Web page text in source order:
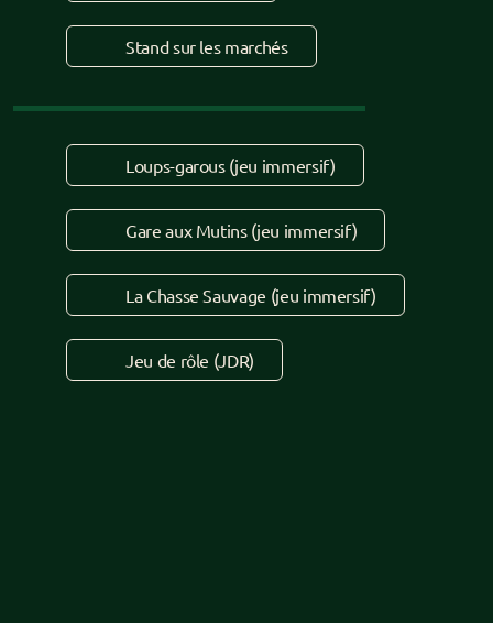
Stand sur les marchés
Loups-garous (jeu immersif)
Gare aux Mutins (jeu immersif)
La Chasse Sauvage (jeu immersif)
Jeu de rôle (JDR)